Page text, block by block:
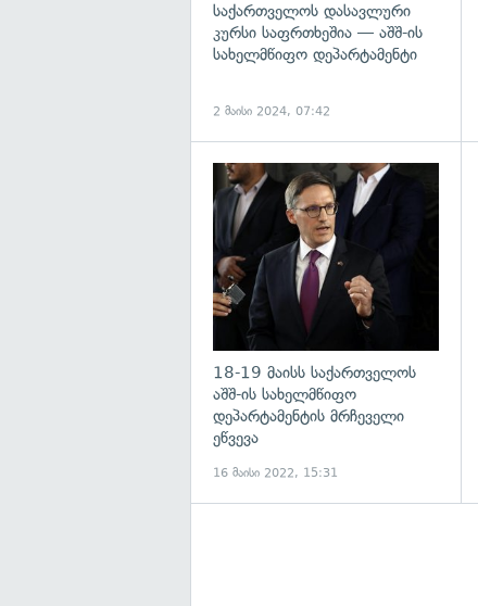
საქართველოს დასავლური
კურსი საფრთხეშია — აშშ-ის
სახელმწიფო დეპარტამენტი
2 მაისი 2024, 07:42
18-19 მაისს საქართველოს
აშშ-ის სახელმწიფო
დეპარტამენტის მრჩეველი
ეწვევა
16 მაისი 2022, 15:31